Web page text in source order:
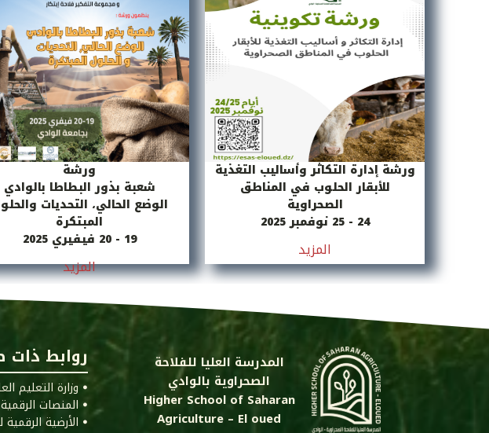
ورشة
شعبة بذور البطاطا بالوادي
الوضع الحالي، التحديات
المبتكرة
19 - 20 فيفيري 2025
المزيد
ورشة إدارة التكاثر وأساليب التغذية
للأبقار الحلوب في المناطق
الصحراوية
24 - 25 نوفمبر 2025
المزيد
المدرسة العليا للفلاحة
الصحراوية بالوادي
Higher School of Saharan
Agriculture – El oued
روابط ذات
ꔷ وزارة التعليم العالي والبحث العلمي
ꔷ المنصات الرقمية لوزارة التعليم العالي والبحث العلم
ꔷ الأرضية الرقمية للوزارة بروقرس